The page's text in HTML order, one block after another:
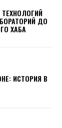
ДО
ХАБА
ИСТОРИЯ В